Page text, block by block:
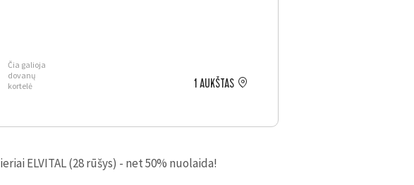
Čia galioja
dovanų
kortelė
1 AUKŠTAS
ELVITAL (28 rūšys) - net 50% nuolaida!